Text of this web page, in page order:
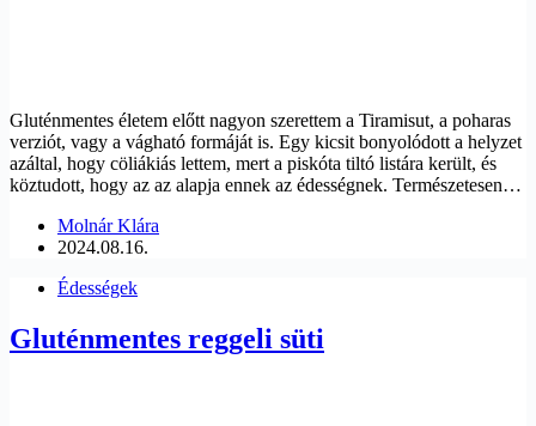
Gluténmentes életem előtt nagyon szerettem a Tiramisut, a poharas
verziót, vagy a vágható formáját is. Egy kicsit bonyolódott a helyzet
azáltal, hogy cöliákiás lettem, mert a piskóta tiltó listára került, és
köztudott, hogy az az alapja ennek az édességnek. Természetesen…
Molnár Klára
2024.08.16.
Édességek
Gluténmentes reggeli süti